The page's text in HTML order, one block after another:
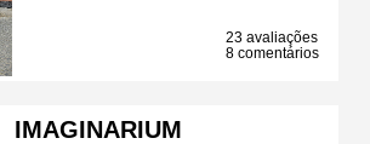
23 avaliações
8 comentários
IMAGINARIUM